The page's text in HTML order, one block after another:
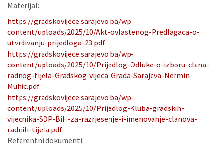
Materijal:
https://gradskovijece.sarajevo.ba/wp-
content/uploads/2025/10/Akt-ovlastenog-Predlagaca-o-
utvrdivanju-prijedloga-23.pdf
https://gradskovijece.sarajevo.ba/wp-
content/uploads/2025/10/Prijedlog-Odluke-o-izboru-clana-
radnog-tijela-Gradskog-vijeca-Grada-Sarajeva-Nermin-
Muhic.pdf
https://gradskovijece.sarajevo.ba/wp-
content/uploads/2025/10/Prijedlog-Kluba-gradskih-
vijecnika-SDP-BiH-za-razrjesenje-i-imenovanje-clanova-
radnih-tijela.pdf
Referentni dokumenti: